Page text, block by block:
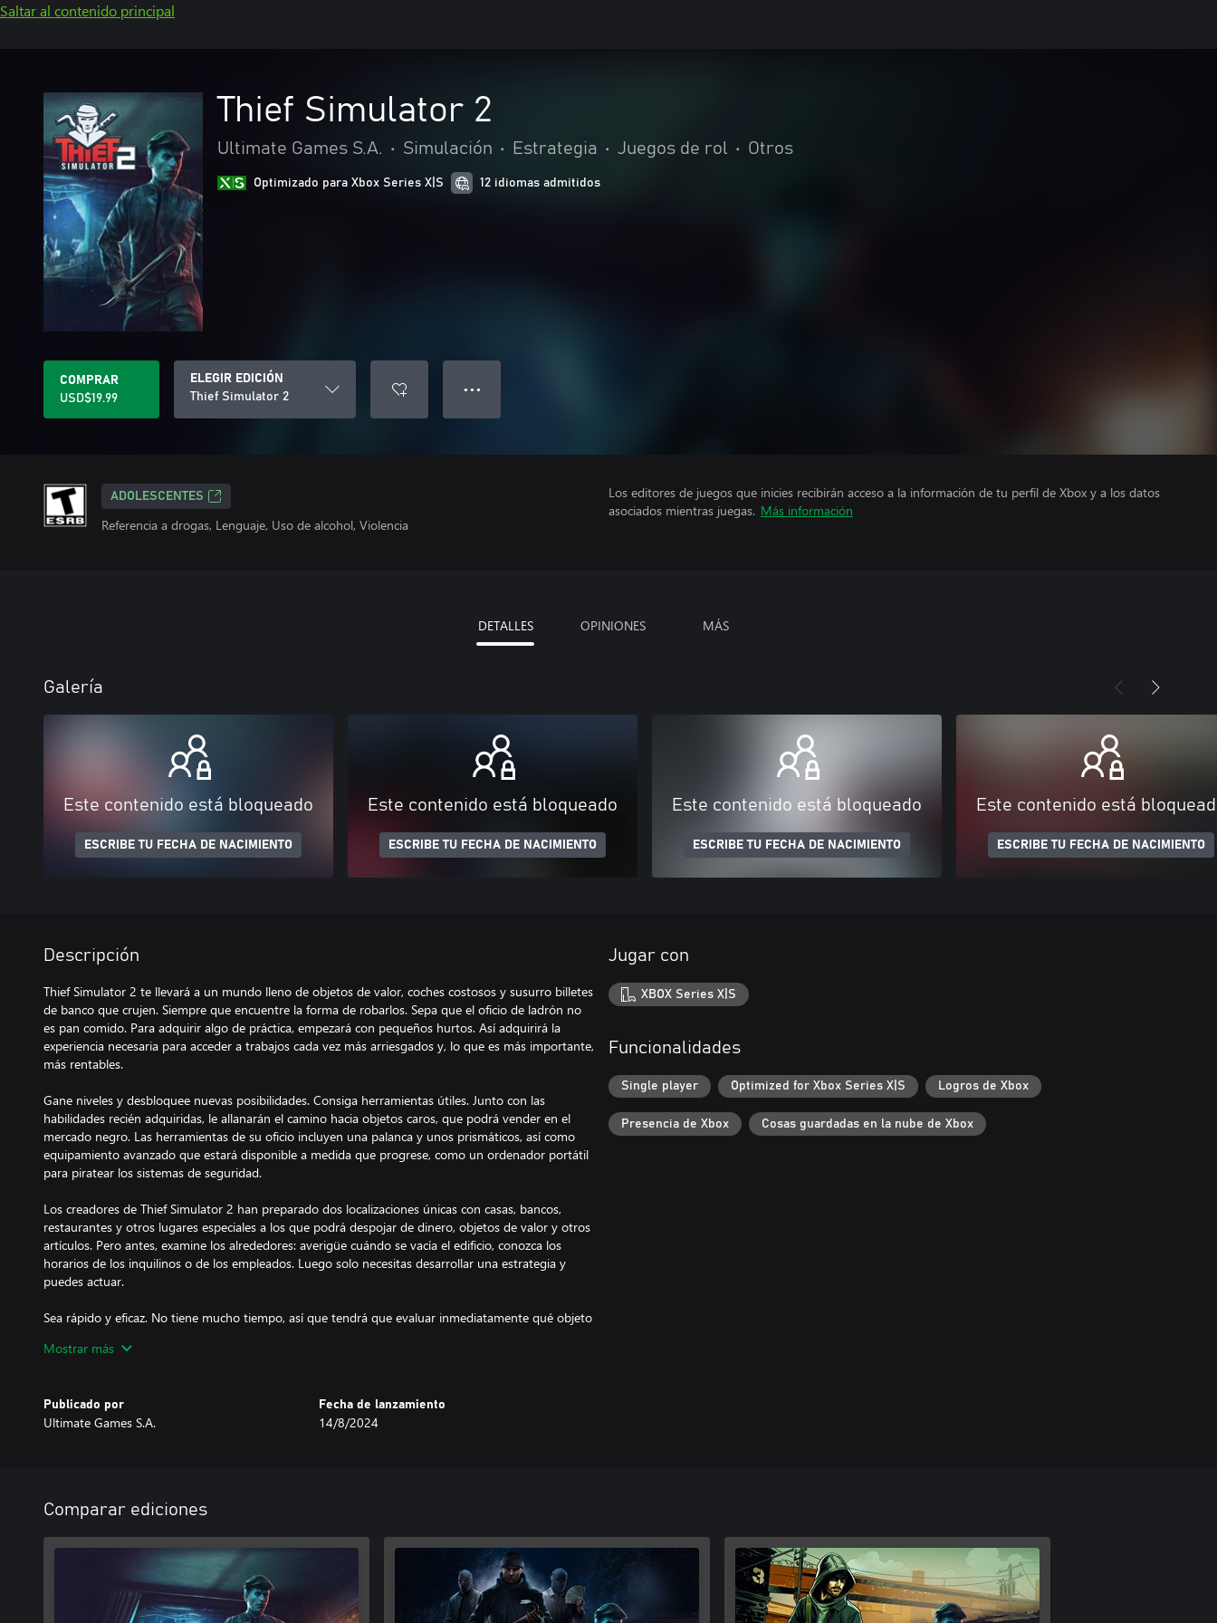
Saltar al contenido principal
Thief Simulator 2
Ultimate Games S.A. • Simulación • Estrategia • Juegos de rol • Otros
Optimizado para Xbox Series X|S 12 idiomas admitidos
COMPRAR
USD$19.99
ELEGIR EDICIÓN
Thief Simulator 2
● ● ●
ADOLESCENTES
Referencia a drogas, Lenguaje, Uso de alcohol, Violencia
Los editores de juegos que inicies recibirán acceso a la información de tu perfil de Xbox y a los datos
asociados mientras juegas. Más información
DETALLES OPINIONES MÁS
Galería
Este contenido está bloqueado
ESCRIBE TU FECHA DE NACIMIENTO
Este contenido está bloqueado
ESCRIBE TU FECHA DE NACIMIENTO
Este contenido está bloqueado
ESCRIBE TU FECHA DE NACIMIENTO
Este contenido está
ESCRIBE TU FECHA DE NACIMIENTO
Descripción
Thief Simulator 2 te llevará a un mundo lleno de objetos de valor, coches costosos y susurro billetes
de banco que crujen. Siempre que encuentre la forma de robarlos. Sepa que el oficio de ladrón no
es pan comido. Para adquirir algo de práctica, empezará con pequeños hurtos. Así adquirirá la
experiencia necesaria para acceder a trabajos cada vez más arriesgados y, lo que es más importante,
más rentables.
Gane niveles y desbloquee nuevas posibilidades. Consiga herramientas útiles. Junto con las
habilidades recién adquiridas, le allanarán el camino hacia objetos caros, que podrá vender en el
mercado negro. Las herramientas de su oficio incluyen una palanca y unos prismáticos, así como
equipamiento avanzado que estará disponible a medida que progrese, como un ordenador portátil
para piratear los sistemas de seguridad.
Los creadores de Thief Simulator 2 han preparado dos localizaciones únicas con casas, bancos,
restaurantes y otros lugares especiales a los que podrá despojar de dinero, objetos de valor y otros
artículos. Pero antes, examine los alrededores: averigüe cuándo se vacía el edificio, conozca los
horarios de los inquilinos o de los empleados. Luego solo necesitas desarrollar una estrategia y
puedes actuar.
Sea rápido y eficaz. No tiene mucho tiempo, así que tendrá que evaluar inmediatamente qué objeto
Recuerde que no debe perder de vista la cabeza. Incluso el mejor plan puede venirse abajo, y la
Lista de características
-Dos barrios, con más de 20 casas en las que entrar a robar. Aprenda las rutinas de los inquilinos,
elija el momento adecuado para irrumpir y luego róbeles.
-Tres atracos, cada uno con una ubicación única. Ábrase paso hasta un complejo turístico con 6
casas llenas de botín, un almacén repleto de guardias y un banco central con oro esperando a ser
arrebatado de la cámara acorazada.
-Consiga herramientas cada vez mejores, desde una palanca o unos prismáticos hasta piratear
Mostrar más
Publicado por
Ultimate Games S.A.
Fecha de lanzamiento
14/8/2024
Jugar con
XBOX Series X|S
Funcionalidades
Single player Optimized for Xbox Series X|S Logros de Xbox
Presencia de Xbox Cosas guardadas en la nube de Xbox
Comparar ediciones